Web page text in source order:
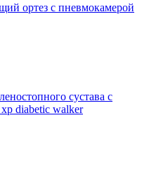
ортез с пневмокамерой
сустава с
diabetic walker